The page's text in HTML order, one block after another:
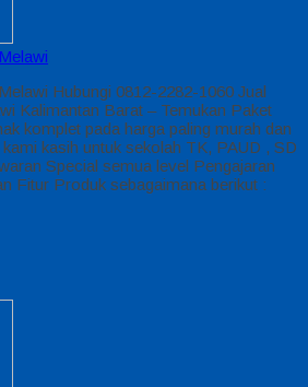
Hubungi 0812-2282-1060 Jual
Kalimantan Barat – Temukan Paket
komplet pada harga paling murah dan
kasih untuk sekolah TK, PAUD , SD
Special semua level Pengajaran
Fitur Produk sebagaimana berikut :